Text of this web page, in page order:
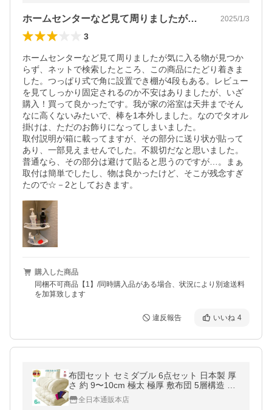
ホームセンターなど見て周りましたが気に… 2025/1/3
3
ホームセンターなど見て周りましたが気に入る物が見つか
らず、ネットで検索したところ、この商品にたどり着きま
した。つっぱり式で角に設置でき棚が4段もある。レビュー
を見てしっかり固定されるのか不安はありましたが、いざ
購入！買って良かったです。我が家の浴室は天井までそん
なに高くないみたいで、棒を1本外しました。なのでタオル
掛けは、ただのお飾りになってしまいました。
取付説明が箱に載ってますが、その部分に送り状が貼って
あり、一部見えませんでした。不親切だなと思いました。
普通なら、その部分は避けて貼ると思うのですが…。まぁ
取付は簡単でしたし、物は良かったけど、そこが残念すぎ
たので☆－2としておきます。
購入した商品
同梱不可商品【1】/同時購入品がある場合、状況により別途送料
を加算致します
違反報告 いいね 4
布団セット セミダブル 6点セット 日本製 厚
さ 約 9〜10cm 極太 極厚 敷布団 5層構造 高
反発 固綿 硬め 増量 掛け布団 枕 布団カバー
セット
全日本通販本店